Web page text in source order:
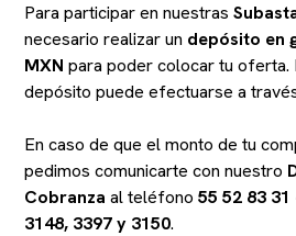
Para participar en nuestras
necesario realizar un depósito en
MXN para poder colocar tu oferta.
depósito puede efectuarse a
En caso de que el monto de tu
pedimos comunicarte con nuestro
Cobranzaal teléfono55 52 83 31
3148, 3397 y 3150.